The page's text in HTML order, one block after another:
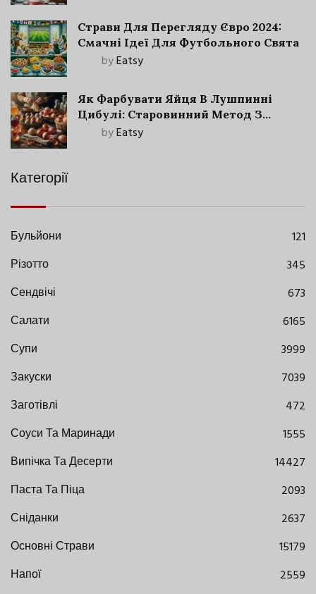
Страви Для Перегляду Євро 2024:
Смачні Ідеї Для Футбольного Свята
byEatsy
Як Фарбувати Яйця В Лушпинні
Цибулі: Старовинний Метод З
Сучасними Нюансами
byEatsy
Категорії
Бульйони
121
Різотто
345
Сендвічі
673
Салати
6165
Супи
3999
Закуски
7039
Заготівлі
472
Соуси Та Маринади
1555
Випічка Та Десерти
14427
Паста Та Піца
2093
Сніданки
2637
Основні Страви
15179
Напої
2559